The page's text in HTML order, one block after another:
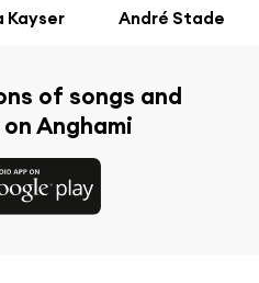
Kayser André Stade
of songs and
Anghami